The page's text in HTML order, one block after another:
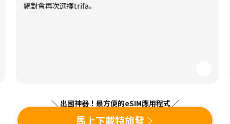
絕對會再次選擇trifa。
＼ 出國神器！最方便的eSIM應用程式 ／
馬上下載特旅發